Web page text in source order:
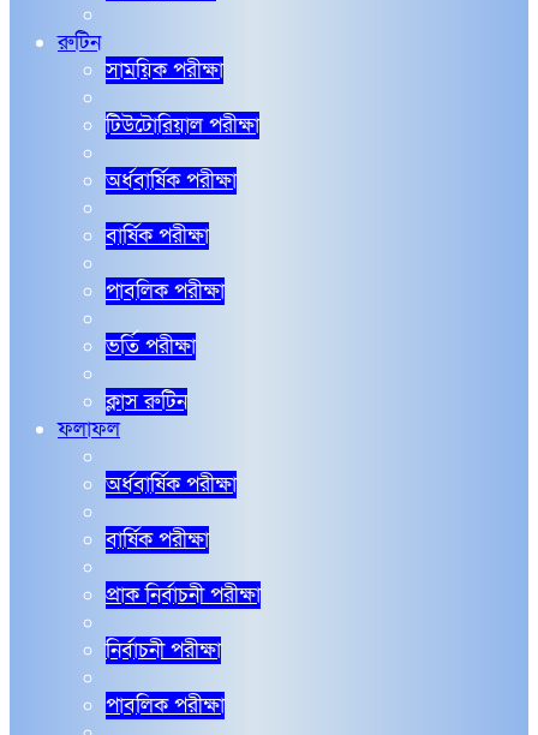
রুটিন
সাময়িক পরীক্ষা
টিউটোরিয়াল পরীক্ষা
অর্ধবার্ষিক পরীক্ষা
বার্ষিক পরীক্ষা
পাবলিক পরীক্ষা
ভর্তি পরীক্ষা
ক্লাস রুটিন
ফলাফল
অর্ধবার্ষিক পরীক্ষা
বার্ষিক পরীক্ষা
প্রাক নির্বাচনী পরীক্ষা
নির্বাচনী পরীক্ষা
পাবলিক পরীক্ষা